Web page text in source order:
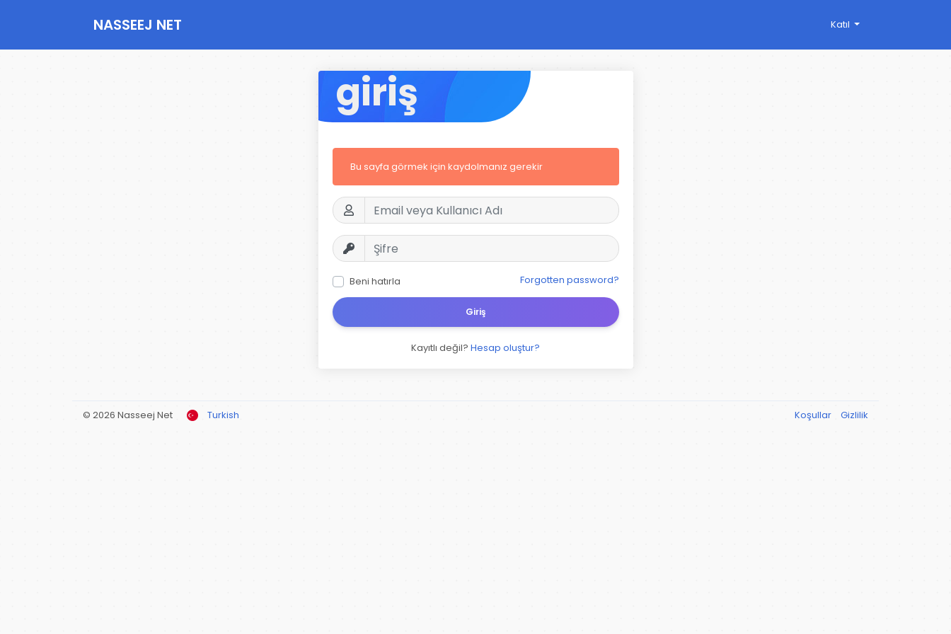
NASSEEJ NET Katıl
giriş
Bu sayfa görmek için kaydolmanız gerekir
Beni hatırla Forgotten password?
Giriş
Kayıtlı değil? Hesap oluştur?
© 2026 Nasseej Net Turkish Koşullar Gizlilik